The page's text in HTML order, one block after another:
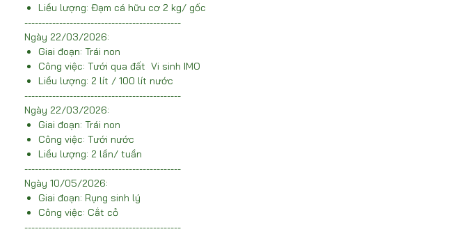
Liều lượng: Đạm cá hữu cơ 2 kg/ gốc
---------------------------------------------
Ngày 22/03/2026:
Giai đoạn: Trái non
Công việc: Tưới qua đất Vi sinh IMO
Liều lượng: 2 lít / 100 lít nước
---------------------------------------------
Ngày 22/03/2026:
Giai đoạn: Trái non
Công việc: Tưới nước
Liều lượng: 2 lần/ tuần
---------------------------------------------
Ngày 10/05/2026:
Giai đoạn: Rụng sinh lý
Công việc: Cắt cỏ
---------------------------------------------